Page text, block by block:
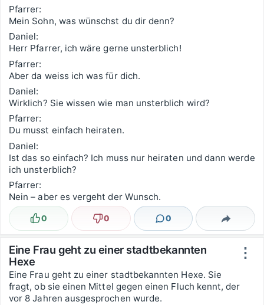
Pfarrer:
Mein Sohn, was wünschst du dir denn?
Daniel:
Herr Pfarrer, ich wäre gerne unsterblich!
Pfarrer:
Aber da weiss ich was für dich.
Daniel:
Wirklich? Sie wissen wie man unsterblich wird?
Pfarrer:
Du musst einfach heiraten.
Daniel:
Ist das so einfach? Ich muss nur heiraten und dann werde
ich unsterblich?
Pfarrer:
Nein – aber es vergeht der Wunsch.
Lustig
0 Nicht lustig
0 0
Kommentare Teilen
⋮
Eine Frau geht zu einer stadtbekannten
Hexe
Eine Frau geht zu einer stadtbekannten Hexe. Sie
fragt, ob sie einen Mittel gegen einen Fluch kennt, der
vor 8 Jahren ausgesprochen wurde.